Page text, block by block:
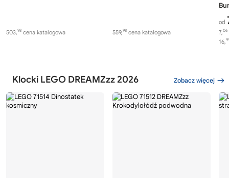
503,98 cena katalogowa 559,98 cena katalogowa
od
7,06
16,
Klocki LEGO DREAMZzz 2026 Zobacz więcej